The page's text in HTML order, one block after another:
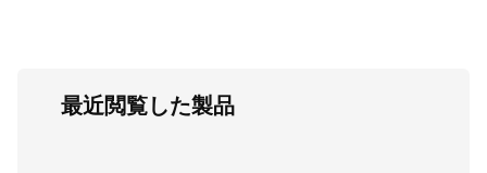
最近閲覧した製品